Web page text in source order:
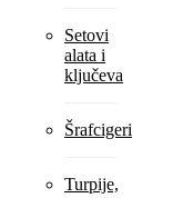
Setovi
alata i
ključeva
Šrafcigeri
Turpije,